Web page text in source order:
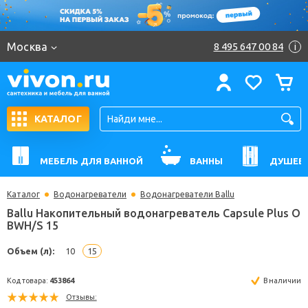
Москва 8 495 647 00 84 i
КАТАЛОГ
МЕБЕЛЬ ДЛЯ ВАННОЙ ВАННЫ
Каталог Водонагреватели Водонагреватели Ballu
BWH/S 15
Объем (л): 10